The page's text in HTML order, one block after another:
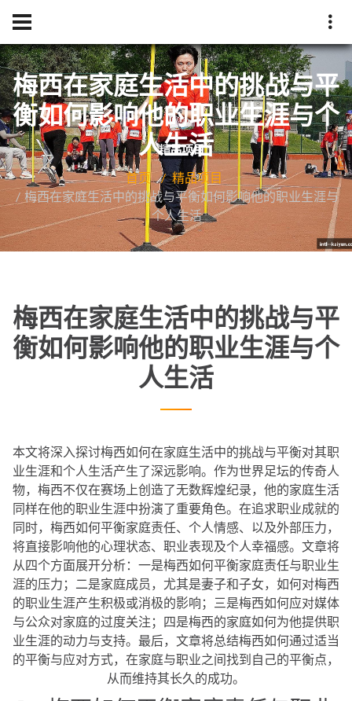
梅西在家庭生活中的挑战与平
衡如何影响他的职业生涯与个
人生活
首页
精品项目
梅西在家庭生活中的挑战与平衡如何影响他的职业生涯与
个人生活
梅西在家庭生活中的挑战与平
衡如何影响他的职业生涯与个
人生活
本文将深入探讨梅西如何在家庭生活中的挑战与平衡对其职
业生涯和个人生活产生了深远影响。作为世界足坛的传奇人
物，梅西不仅在赛场上创造了无数辉煌纪录，他的家庭生活
同样在他的职业生涯中扮演了重要角色。在追求职业成就的
同时，梅西如何平衡家庭责任、个人情感、以及外部压力，
将直接影响他的心理状态、职业表现及个人幸福感。文章将
从四个方面展开分析：一是梅西如何平衡家庭责任与职业生
涯的压力；二是家庭成员，尤其是妻子和子女，如何对梅西
的职业生涯产生积极或消极的影响；三是梅西如何应对媒体
与公众对家庭的过度关注；四是梅西的家庭如何为他提供职
业生涯的动力与支持。最后，文章将总结梅西如何通过适当
的平衡与应对方式，在家庭与职业之间找到自己的平衡点，
从而维持其长久的成功。